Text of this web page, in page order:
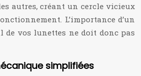
autres, créant un cercle vicieux
L’importance d’un
de vos lunettes ne doit donc pas
simplifiées